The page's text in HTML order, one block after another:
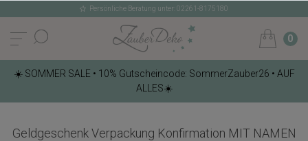
Persönliche Beratung unter: 02261-8175180
0
☀️ SOMMER SALE • 10% Gutscheincode: SommerZauber26 • AUF
ALLES☀️
Geldgeschenk Verpackung Konfirmation MIT NAMEN